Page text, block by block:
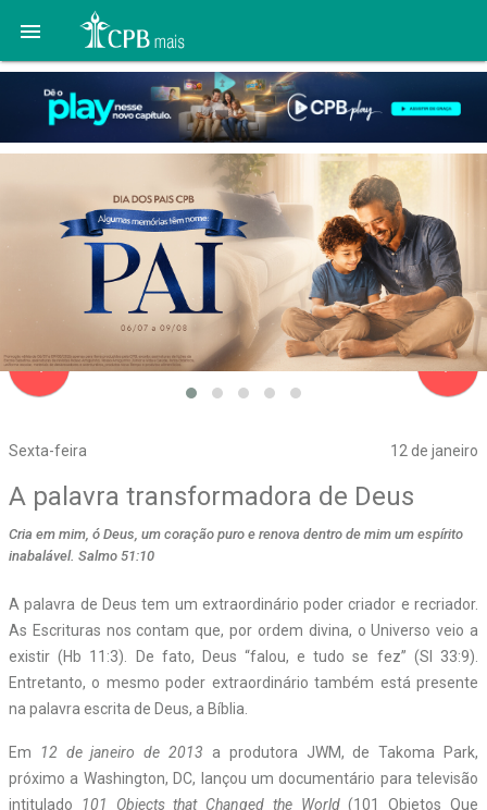

Sexta-feira 12 de janeiro
navigate_before
A palavra transformadora de Deus
Cria em mim, ó Deus, um coração puro e renova dentro de mim um espírito
inabalável. Salmo 51:10
Apalavra de Deus tem um extraordinário poder criador e recriador.
As Escrituras nos contam que, por ordem divina, o Universo veio a
existir (Hb 11:3). De fato, Deus “falou, e tudo se fez” (Sl 33:9).
Entretanto, o mesmo poder extraordinário também está presente
na palavra escrita de Deus, a Bíblia.
Em 12 de janeiro de 2013 a produtora JWM, de Takoma Park,
próximo a Washington, DC, lançou um documentário para televisão
intitulado
101 Objects that Changed the World(101 Objetos Que
navigate_next